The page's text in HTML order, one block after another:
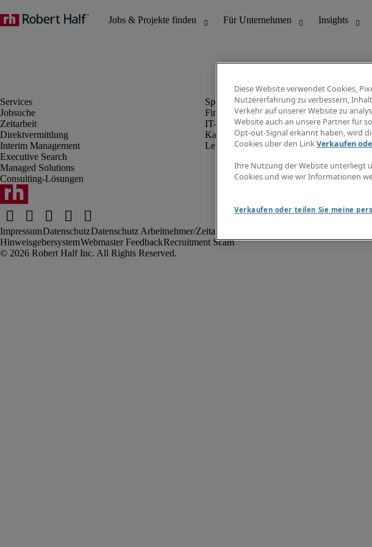
Jobsuche
Zeitarbeit
Direktvermittlung
Interim Management
Executive Search
Managed Solutions
Consulting-Lösungen
Finanz- & Rechnungswesen
IT-Bereich
Kaufmännischer Bereich
Legal
ImpressumDatenschutzDatenschutz Arbeitnehmer/Zeitarbeitskräfte
HinweisgebersystemWebmaster FeedbackRecruitment Scam
Diese Website verwendet Cookies,
Nutzererfahrung zu verbessern,
Verkehr auf unserer Website zu
Website auch an unsere Partner für
Opt-out-Signal erkannt haben, wird
Cookies über den LinkVerkaufen
Ihre Nutzung der Website unterliegt
Cookies und wie wir Informationen
Verkaufen oder teilen Sie meine